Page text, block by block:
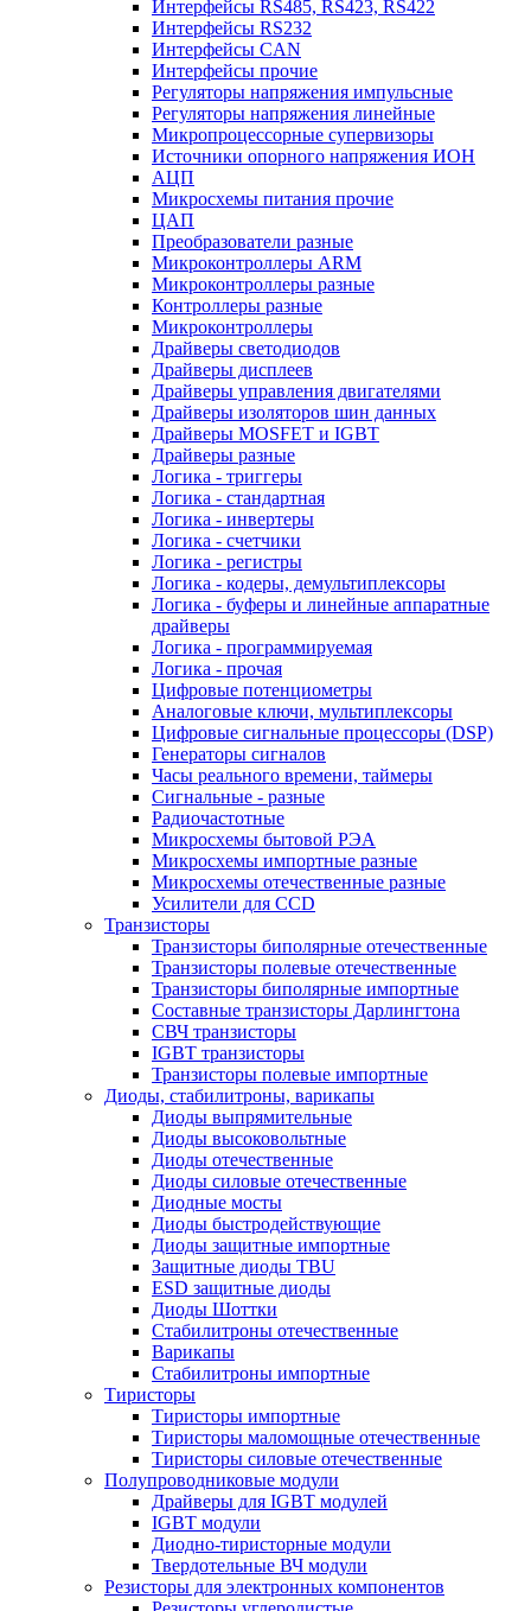
Интерфейсы RS485, RS423, RS422
Интерфейсы RS232
Интерфейсы CAN
Интерфейсы прочие
Регуляторы напряжения импульсные
Регуляторы напряжения линейные
Микропроцессорные супервизоры
Источники опорного напряжения ИОН
АЦП
Микросхемы питания прочие
ЦАП
Преобразователи разные
Микроконтроллеры ARM
Микроконтроллеры разные
Контроллеры разные
Микроконтроллеры
Драйверы светодиодов
Драйверы дисплеев
Драйверы управления двигателями
Драйверы изоляторов шин данных
Драйверы MOSFET и IGBT
Драйверы разные
Логика - триггеры
Логика - стандартная
Логика - инвертеры
Логика - счетчики
Логика - регистры
Логика - кодеры, демультиплексоры
Логика - буферы и линейные аппаратные
драйверы
Логика - программируемая
Логика - прочая
Цифровые потенциометры
Аналоговые ключи, мультиплексоры
Цифровые сигнальные процессоры (DSP)
Генераторы сигналов
Часы реального времени, таймеры
Сигнальные - разные
Радиочастотные
Микросхемы бытовой РЭА
Микросхемы импортные разные
Микросхемы отечественные разные
Усилители для CCD
Транзисторы
Транзисторы биполярные отечественные
Транзисторы полевые отечественные
Транзисторы биполярные импортные
Составные транзисторы Дарлингтона
СВЧ транзисторы
IGBT транзисторы
Транзисторы полевые импортные
Диоды, стабилитроны, варикапы
Диоды выпрямительные
Диоды высоковольтные
Диоды отечественные
Диоды силовые отечественные
Диодные мосты
Диоды быстродействующие
Диоды защитные импортные
Защитные диоды TBU
ESD защитные диоды
Диоды Шоттки
Стабилитроны отечественные
Варикапы
Стабилитроны импортные
Тиристоры
Тиристоры импортные
Тиристоры маломощные отечественные
Тиристоры силовые отечественные
Полупроводниковые модули
Драйверы для IGBT модулей
IGBT модули
Диодно-тиристорные модули
Твердотельные ВЧ модули
Резисторы для электронных компонентов